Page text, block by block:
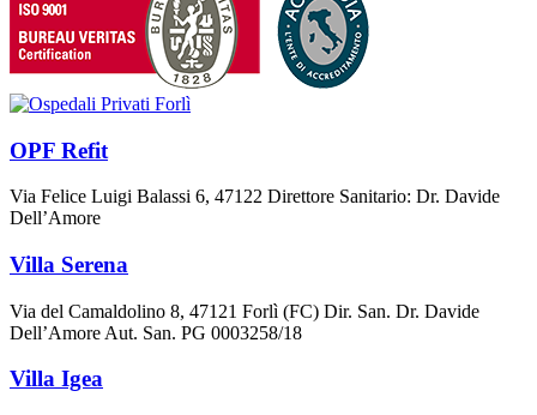
OPF Refit
Via Felice Luigi Balassi 6, 47122 Direttore Sanitario: Dr. Davide
Dell’Amore
Villa Serena
Via del Camaldolino 8, 47121 Forlì (FC) Dir. San. Dr. Davide
Dell’Amore Aut. San. PG 0003258/18
Villa Igea